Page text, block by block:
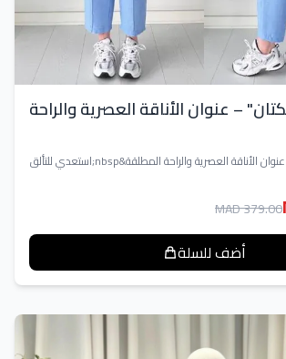
– عنوان الأناقة العصرية والراحة
طقم "نسيم الكتان" – عنوان الأناقة العصرية والراحة المطلقة&nbsp;استعدي للتألق
MAD 379.00
أضف للسلة